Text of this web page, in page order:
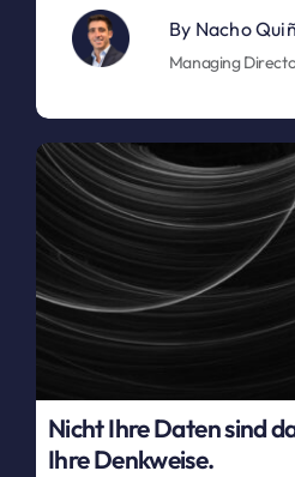
By Nacho
Managing
Nicht Ihre Daten sind
Ihre Denkweise.